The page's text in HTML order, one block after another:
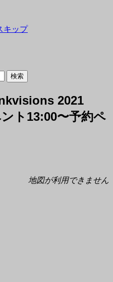
キップ
2021
ト13:00〜予約ペ
地図が利用できません